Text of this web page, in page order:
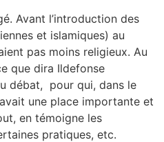
Avant l’introduction des
et islamiques) au
pas moins religieux. Au
que dira Ildefonse
débat, pour qui, dans le
une place importante et
en témoigne les
pratiques, etc.